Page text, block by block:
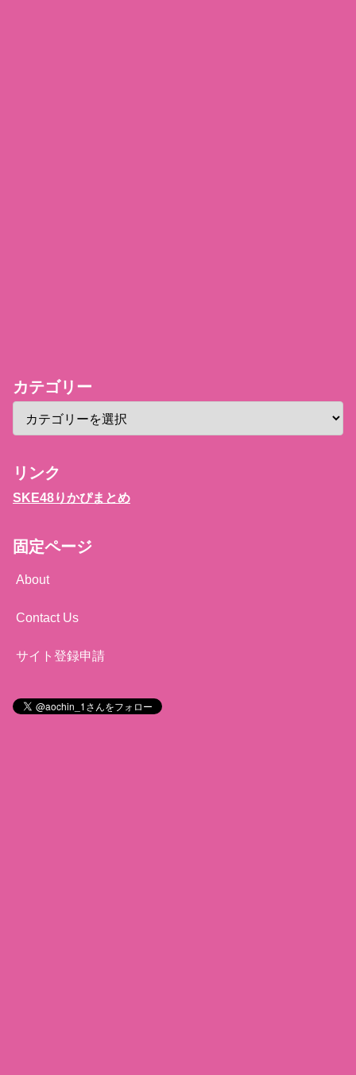
カテゴリー
リンク
SKE48りかぴまとめ
固定ページ
About
Contact Us
サイト登録申請